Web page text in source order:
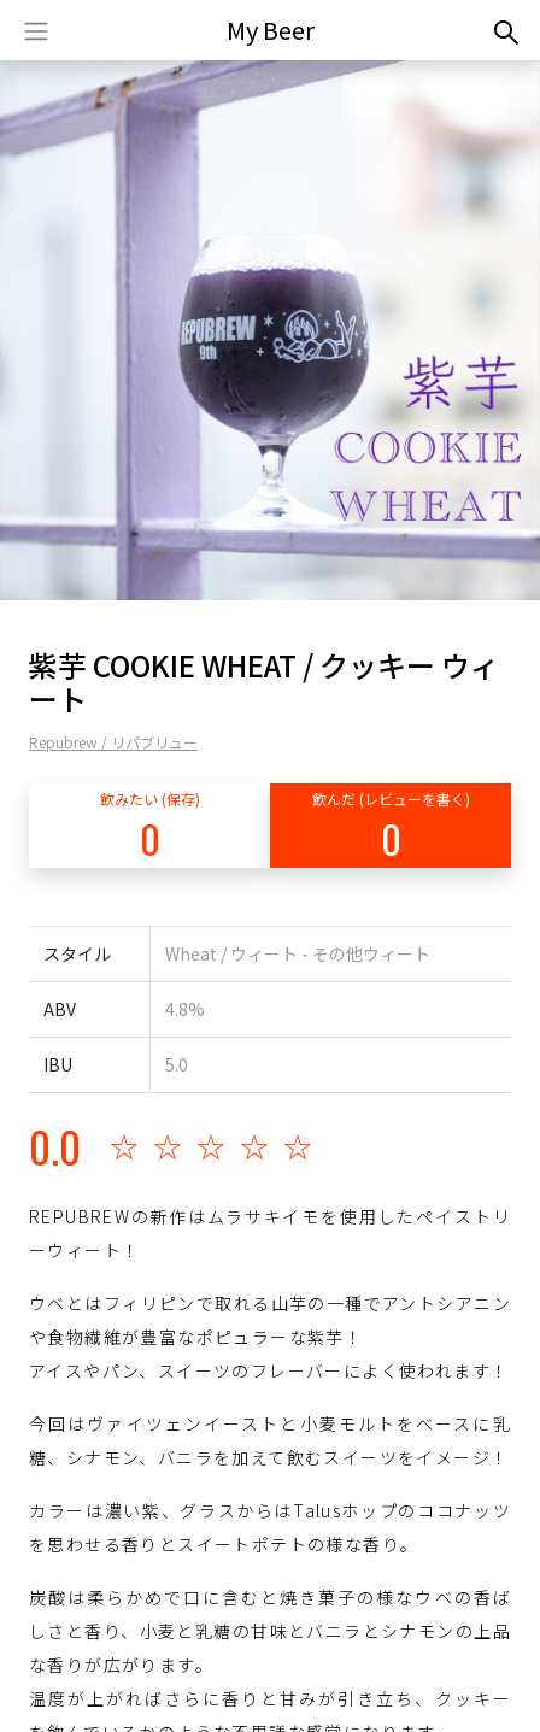
My Beer
紫芋 COOKIE WHEAT / クッキー ウィ
ート
Repubrew / リパブリュー
飲みたい (保存)
0
飲んだ (レビューを書く)
0
スタイル Wheat / ウィート - その他ウィート
ABV 4.8%
IBU 5.0
0.0 ☆☆☆☆☆
REPUBREWの新作はムラサキイモを使用したペイストリ
ーウィート！
ウベとはフィリピンで取れる山芋の一種でアントシアニン
や食物繊維が豊富なポピュラーな紫芋！
アイスやパン、スイーツのフレーバーによく使われます！
今回はヴァイツェンイーストと小麦モルトをベースに乳
糖、シナモン、バニラを加えて飲むスイーツをイメージ！
カラーは濃い紫、グラスからはTalusホップのココナッツ
を思わせる香りとスイートポテトの様な香り。
炭酸は柔らかめで口に含むと焼き菓子の様なウベの香ば
しさと香り、小麦と乳糖の甘味とバニラとシナモンの上品
な香りが広がります。
温度が上がればさらに香りと甘みが引き立ち、クッキー